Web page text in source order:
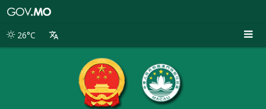
别
26°C